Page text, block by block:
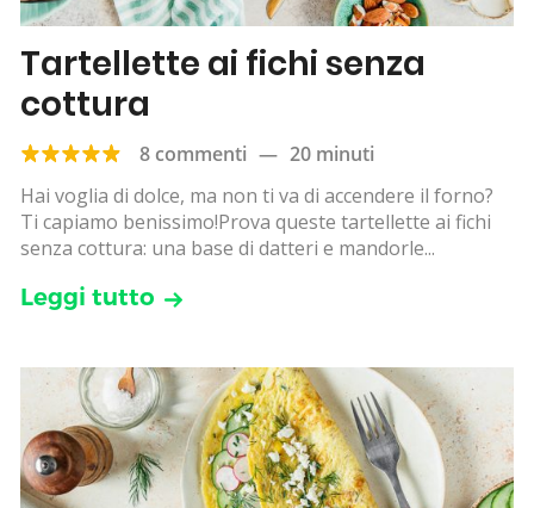
Tartellette ai fichi senza
cottura
8 commenti — 20 minuti
Hai voglia di dolce, ma non ti va di accendere il forno?
Ti capiamo benissimo!Prova queste tartellette ai fichi
senza cottura: una base di datteri e mandorle...
Leggi tutto